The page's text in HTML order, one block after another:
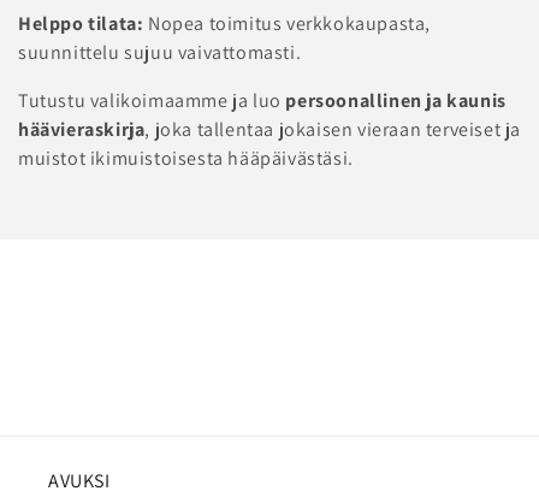
Helppo tilata: Nopea toimitus verkkokaupasta,
suunnittelu sujuu vaivattomasti.
Tutustu valikoimaamme ja luo persoonallinen ja kaunis
häävieraskirja, joka tallentaa jokaisen vieraan terveiset ja
muistot ikimuistoisesta hääpäivästäsi.
AVUKSI